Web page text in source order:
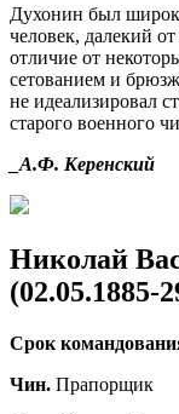
Духонин был
человек, далекий
отличие от
сетованием и
не идеализировал
старого военного
_А.Ф. Керенский
Николай
(02.05.1885-
Срок
Чин. Прапорщик